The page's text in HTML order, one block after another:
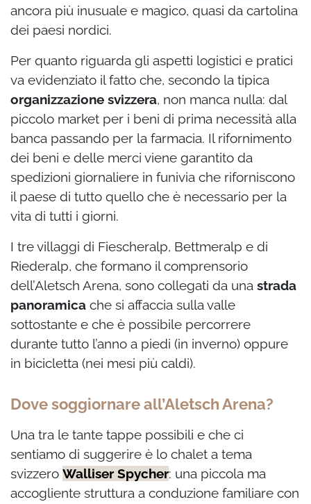
ancora più inusuale e magico, quasi da cartolina
dei paesi nordici.
Per quanto riguarda gli aspetti logistici e pratici
va evidenziato il fatto che, secondo la tipica
organizzazione svizzera, non manca nulla: dal
piccolo market per i beni di prima necessità alla
banca passando per la farmacia. Il rifornimento
dei beni e delle merci viene garantito da
spedizioni giornaliere in funivia che riforniscono
il paese di tutto quello che è necessario per la
vita di tutti i giorni.
I tre villaggi di Fiescheralp, Bettmeralp e di
Riederalp, che formano il comprensorio
dell’Aletsch Arena, sono collegati da una strada
panoramica che si affaccia sulla valle
sottostante e che è possibile percorrere
durante tutto l’anno a piedi (in inverno) oppure
in bicicletta (nei mesi più caldi).
Dove soggiornare all’Aletsch Arena?
Una tra le tante tappe possibili e che ci
sentiamo di suggerire è lo chalet a tema
svizzero Walliser Spycher: una piccola ma
accogliente struttura a conduzione familiare con